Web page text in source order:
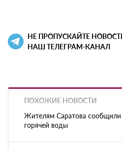
НЕ ПРОПУСКАЙТЕ
НАШ ТЕЛЕГРАМ-КАНАЛ
ПОХОЖИЕ НОВОСТИ
Жителям Саратова сообщили
горячей воды